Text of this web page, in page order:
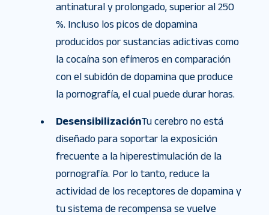
antinatural y prolongado, superior al 250
%. Incluso los picos de dopamina
producidos por sustancias adictivas como
la cocaína son efímeros en comparación
con el subidón de dopamina que produce
la pornografía, el cual puede durar horas.
DesensibilizaciónTu cerebro no está
diseñado para soportar la exposición
frecuente a la hiperestimulación de la
pornografía. Por lo tanto, reduce la
actividad de los receptores de dopamina y
tu sistema de recompensa se vuelve